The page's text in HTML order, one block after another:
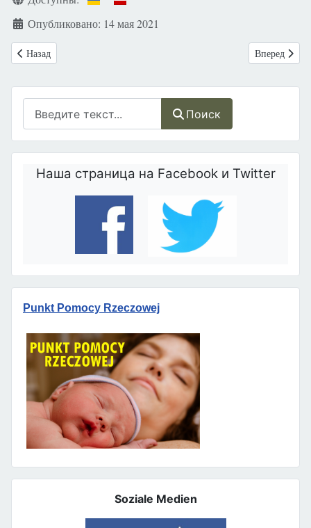
Поиск
Наша страница на Facebook и Twitter
Punkt Pomocy Rzeczowej
Soziale Medien
Опубликовано: 14 мая 2021
Предыдущий: Италия: Большой демографический сигнал тревоги.
Назад Следующий:
Вперед